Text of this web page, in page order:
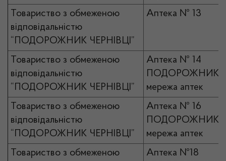
Товариство з обмеженою
відповідальністю
“ПОДОРОЖНИК ЧЕРНІВЦІ”
Аптека № 13
Товариство з обмеженою
відповідальністю
“ПОДОРОЖНИК ЧЕРНІВЦІ”
Аптека № 14
ПОДОРОЖНИК
мережа аптек
Товариство з обмеженою
відповідальністю
“ПОДОРОЖНИК ЧЕРНІВЦІ”
Аптека № 16
ПОДОРОЖНИК
мережа аптек
Товариство з обмеженою
Аптека №18